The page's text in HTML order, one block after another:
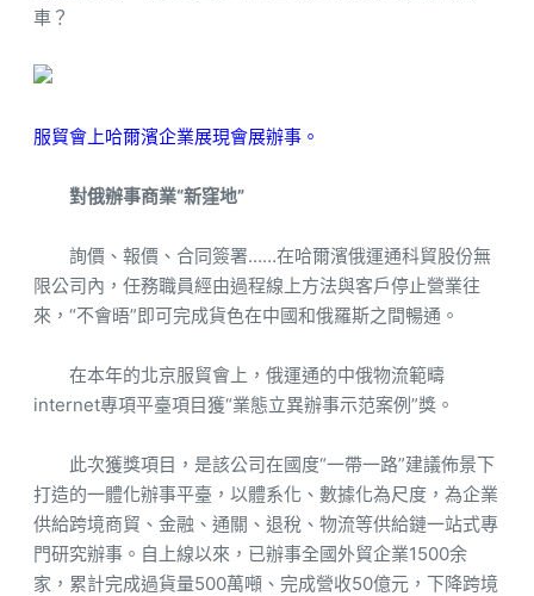
車？
服貿會上哈爾濱企業展現會展辦事。
對俄辦事商業“新窪地”
詢價、報價、合同簽署……在哈爾濱俄運通科貿股份無
限公司內，任務職員經由過程線上方法與客戶停止營業往
來，“不會晤”即可完成貨色在中國和俄羅斯之間暢通。
在本年的北京服貿會上，俄運通的中俄物流範疇
internet專項平臺項目獲“業態立異辦事示范案例”獎。
此次獲獎項目，是該公司在國度“一帶一路”建議佈景下
打造的一體化辦事平臺，以體系化、數據化為尺度，為企業
供給跨境商貿、金融、通關、退稅、物流等供給鏈一站式專
門研究辦事。自上線以來，已辦事全國外貿企業1500余
家，累計完成過貨量500萬噸、完成營收50億元，下降跨境